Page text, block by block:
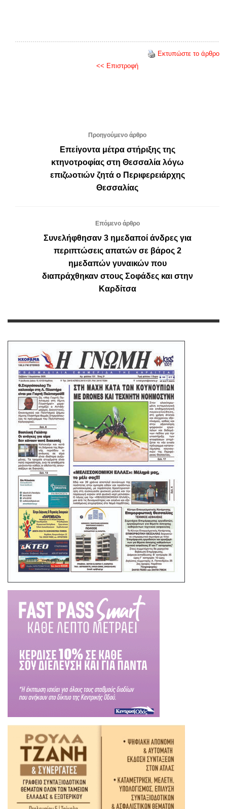
Εκτυπώστε το άρθρο
<< Επιστροφή
Προηγούμενο άρθρο
Επείγοντα μέτρα στήριξης της
κτηνοτροφίας στη Θεσσαλία λόγω
επιζωοτιών ζητά ο Περιφερειάρχης
Θεσσαλίας
Επόμενο άρθρο
Συνελήφθησαν 3 ημεδαποί άνδρες για
περιπτώσεις απατών σε βάρος 2
ημεδαπών γυναικών που
διαπράχθηκαν στους Σοφάδες και στην
Καρδίτσα